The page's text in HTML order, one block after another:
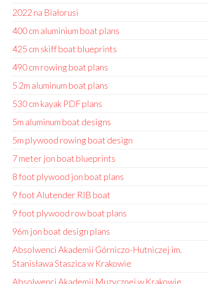
2022 na Białorusi
400 cm aluminium boat plans
425 cm skiff boat blueprints
490 cm rowing boat plans
5 2m aluminum boat plans
530 cm kayak PDF plans
5m aluminum boat designs
5m plywood rowing boat design
7 meter jon boat blueprints
8 foot plywood jon boat plans
9 foot Alutender RIB boat
9 foot plywood row boat plans
96m jon boat design plans
Absolwenci Akademii Górniczo-Hutniczej im.
Stanisława Staszica w Krakowie
Absolwenci Akademii Muzycznej w Krakowie